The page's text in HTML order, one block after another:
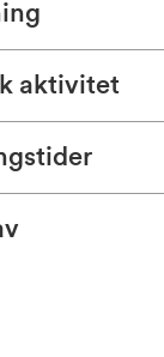
aktivitet